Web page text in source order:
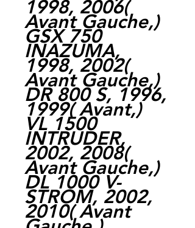
1998, 2006(
Avant Gauche,)
GSX 750
INAZUMA,
1998, 2002(
Avant Gauche,)
DR 800 S, 1996,
1999( Avant,)
VL 1500
INTRUDER,
2002, 2008(
Avant Gauche,)
DL 1000 V-
STROM, 2002,
2010( Avant